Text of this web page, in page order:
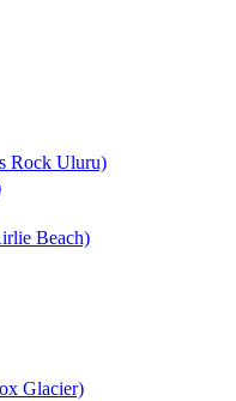
Rock Uluru)
Beach)
Glacier)